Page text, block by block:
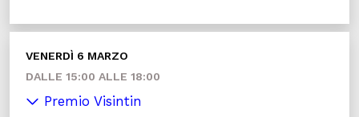
VENERDÌ 6 MARZO
DALLE 15:00 ALLE 18:00
Premio Visintin